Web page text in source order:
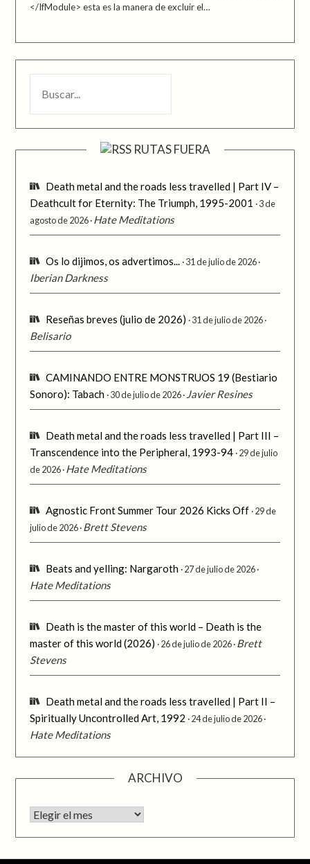
</IfModule> esta es la manera de excluir el…
RUTAS FUERA
Death metal and the roads less travelled | Part IV –
Deathcult for Eternity: The Triumph, 1995-2001
3 de
agosto de 2026 Hate Meditations
Os lo dijimos, os advertimos... 31 de julio de 2026
Iberian Darkness
Reseñas breves (julio de 2026) 31 de julio de 2026
Belisario
CAMINANDO ENTRE MONSTRUOS 19 (Bestiario
Sonoro): Tabach 30 de julio de 2026 Javier Resines
Death metal and the roads less travelled | Part III –
Transcendence into the Peripheral, 1993-94 29 de julio
de 2026 Hate Meditations
Agnostic Front Summer Tour 2026 Kicks Off 29 de
julio de 2026 Brett Stevens
Beats and yelling: Nargaroth 27 de julio de 2026
Hate Meditations
Death is the master of this world – Death is the
master of this world (2026)
26 de julio de 2026 Brett
Stevens
Death metal and the roads less travelled | Part II –
Spiritually Uncontrolled Art, 1992
24 de julio de 2026
Hate Meditations
ARCHIVO
Archivo